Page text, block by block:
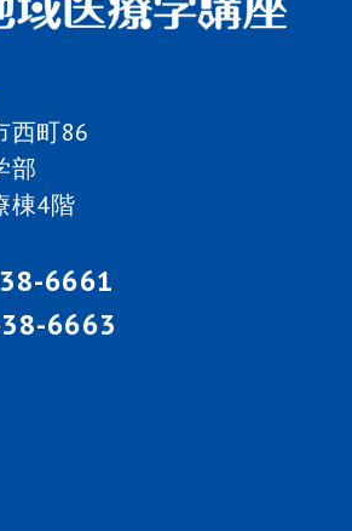
西町86
部
棟4階
6661
6663